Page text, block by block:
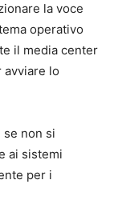
la voce
operativo
il media center
avviare lo
se non si
ai sistemi
per i